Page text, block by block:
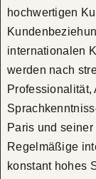
hochwertigen
internationalen
werden nach
Professionalität,
Paris und
Regelmäßige
konstant hohes